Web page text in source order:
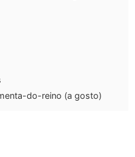
do-reino (a gosto)